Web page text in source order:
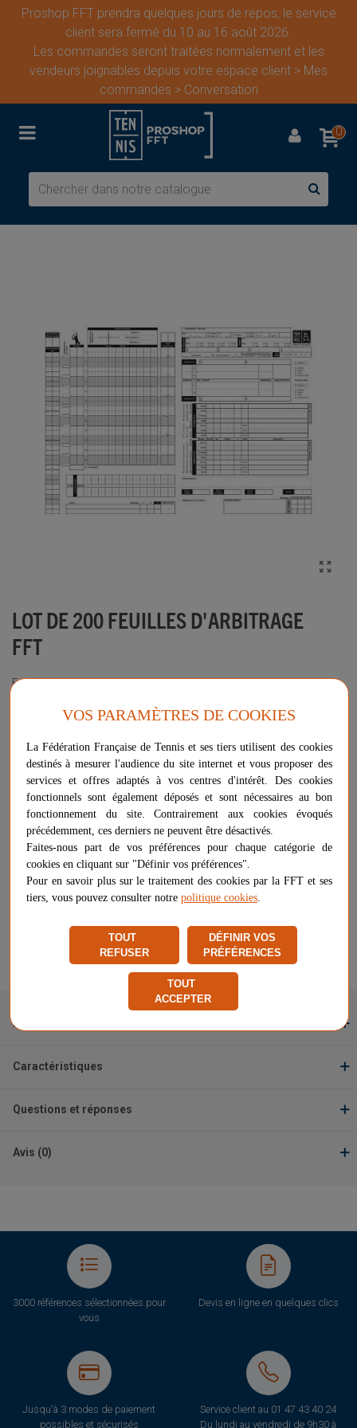
Proshop FFT prendra quelques jours de repos, le service
client sera fermé du 10 au 16 août 2026.
Les commandes seront traitées normalement et les
vendeurs joignables depuis votre espace client > Mes
commandes > Conversation
0
LOT DE 200 FEUILLES D'ARBITRAGE
FFT
Feuille d'arbitrage FFT, prépliée pour se positionner dans la tablette
Elle permet de renseigner toutes les mentions utiles au bon
joueurs/joueuses, clubs, ...) ainsi que de noter le score point par
point, les avertissements ou les points de pénalité reçus par un
joueur si nécessaire.
Plus d'informations sur ce produit
Voir les questions / réponses
20,00 € RUPTURE DE STOCK
Livraison à partir de
5,47 €
entre le 12/08 et le 14/08
Signaler un problème d'ordre juridique
Description
Caractéristiques
Questions et réponses
Avis (0)
3000 références sélectionnées pour
vous
Devis en ligne en quelques clics
Jusqu'à 3 modes de paiement
possibles et sécurisés
Service client au 01 47 43 40 24
Du lundi au vendredi de 9h30 à
VOS PARAMÈTRES DE COOKIES
La Fédération Française de Tennis et ses tiers utilisent des cookies
destinés à mesurer l'audience du site internet et vous proposer des
services et offres adaptés à vos centres d'intérêt. Des cookies
fonctionnels sont également déposés et sont nécessaires au bon
fonctionnement du site. Contrairement aux cookies évoqués
précédemment, ces derniers ne peuvent être désactivés.
Faites-nous part de vos préférences pour chaque catégorie de
cookies en cliquant sur "Définir vos préférences".
Pour en savoir plus sur le traitement des cookies par la FFT et ses
tiers, vous pouvez consulter notre politique cookies.
TOUT
REFUSER
DÉFINIR VOS
PRÉFÉRENCES
TOUT
ACCEPTER